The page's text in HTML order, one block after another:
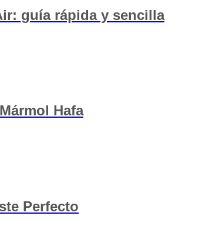
guía rápida y sencilla
Hafa
Perfecto